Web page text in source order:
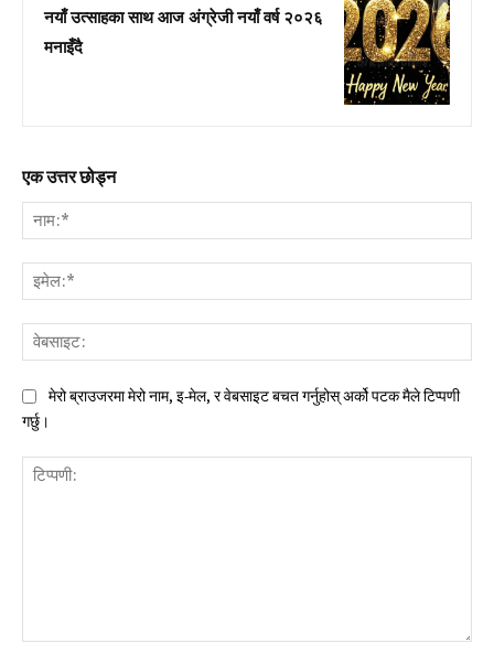
नयाँ उत्साहका साथ आज अंग्रेजी नयाँ वर्ष २०२६
मनाइँदै
एक उत्तर छोड्न
मेरो ब्राउजरमा मेरो नाम, इ-मेल, र वेबसाइट बचत गर्नुहोस् अर्को पटक मैले टिप्पणी
गर्छु।